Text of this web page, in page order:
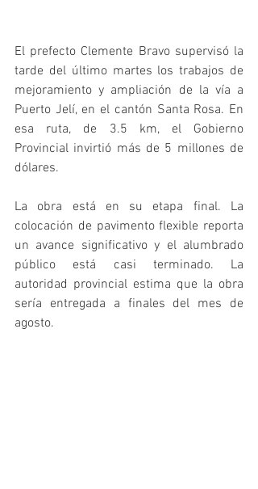
El prefecto Clemente Bravo supervisó la
tarde del último martes los trabajos de
mejoramiento y ampliación de la vía a
Puerto Jelí, en el cantón Santa Rosa. En
esa ruta, de 3.5 km, el Gobierno
Provincial invirtió más de 5 millones de
dólares.
La obra está en su etapa final. La
colocación de pavimento flexible reporta
un avance significativo y el alumbrado
público está casi terminado. La
autoridad provincial estima que la obra
sería entregada a finales del mes de
agosto.